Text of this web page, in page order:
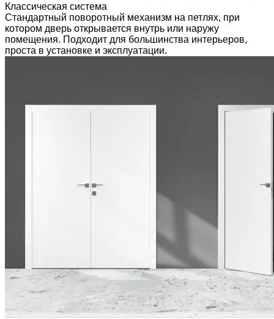
Классическая система
Стандартный поворотный механизм на петлях, при
котором дверь открывается внутрь или наружу
помещения. Подходит для большинства интерьеров,
проста в установке и эксплуатации.